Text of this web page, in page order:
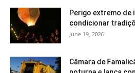
Perigo extremo de
condicionar
June 19, 2026
Câmara de